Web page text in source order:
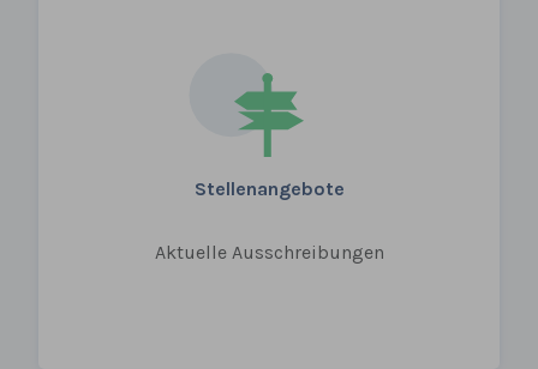
Stellenangebote
Aktuelle Ausschreibungen